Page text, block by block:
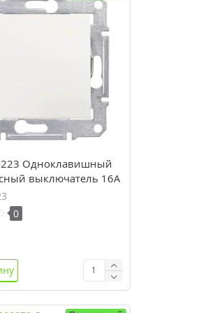
Одноклавишный
выключатель 16A
Цвет Слоновая
0